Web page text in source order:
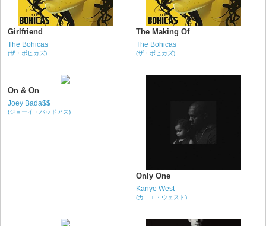
Girlfriend
The Bohicas
(ザ・ボヒカズ)
The Making Of
The Bohicas
(ザ・ボヒカズ)
On & On
Joey Bada$$
(ジョーイ・バッドアス)
Only One
Kanye West
(カニエ・ウェスト)